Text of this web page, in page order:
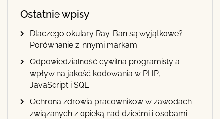
Ostatnie wpisy
Dlaczego okulary Ray-Ban są wyjątkowe?
Porównanie z innymi markami
Odpowiedzialność cywilna programisty a
wpływ na jakość kodowania w PHP,
JavaScript i SQL
Ochrona zdrowia pracowników w zawodach
związanych z opieką nad dziećmi i osobami